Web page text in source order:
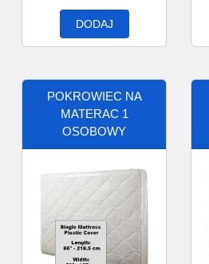
DODAJ
POKROWIEC NA
MATERAC 1
OSOBOWY